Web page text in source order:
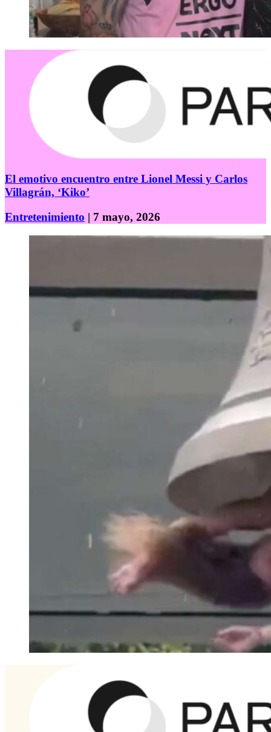
El emotivo encuentro entre Lionel Messi y Carlos
Villagrán, ‘Kiko’
Entretenimiento | 7 mayo, 2026